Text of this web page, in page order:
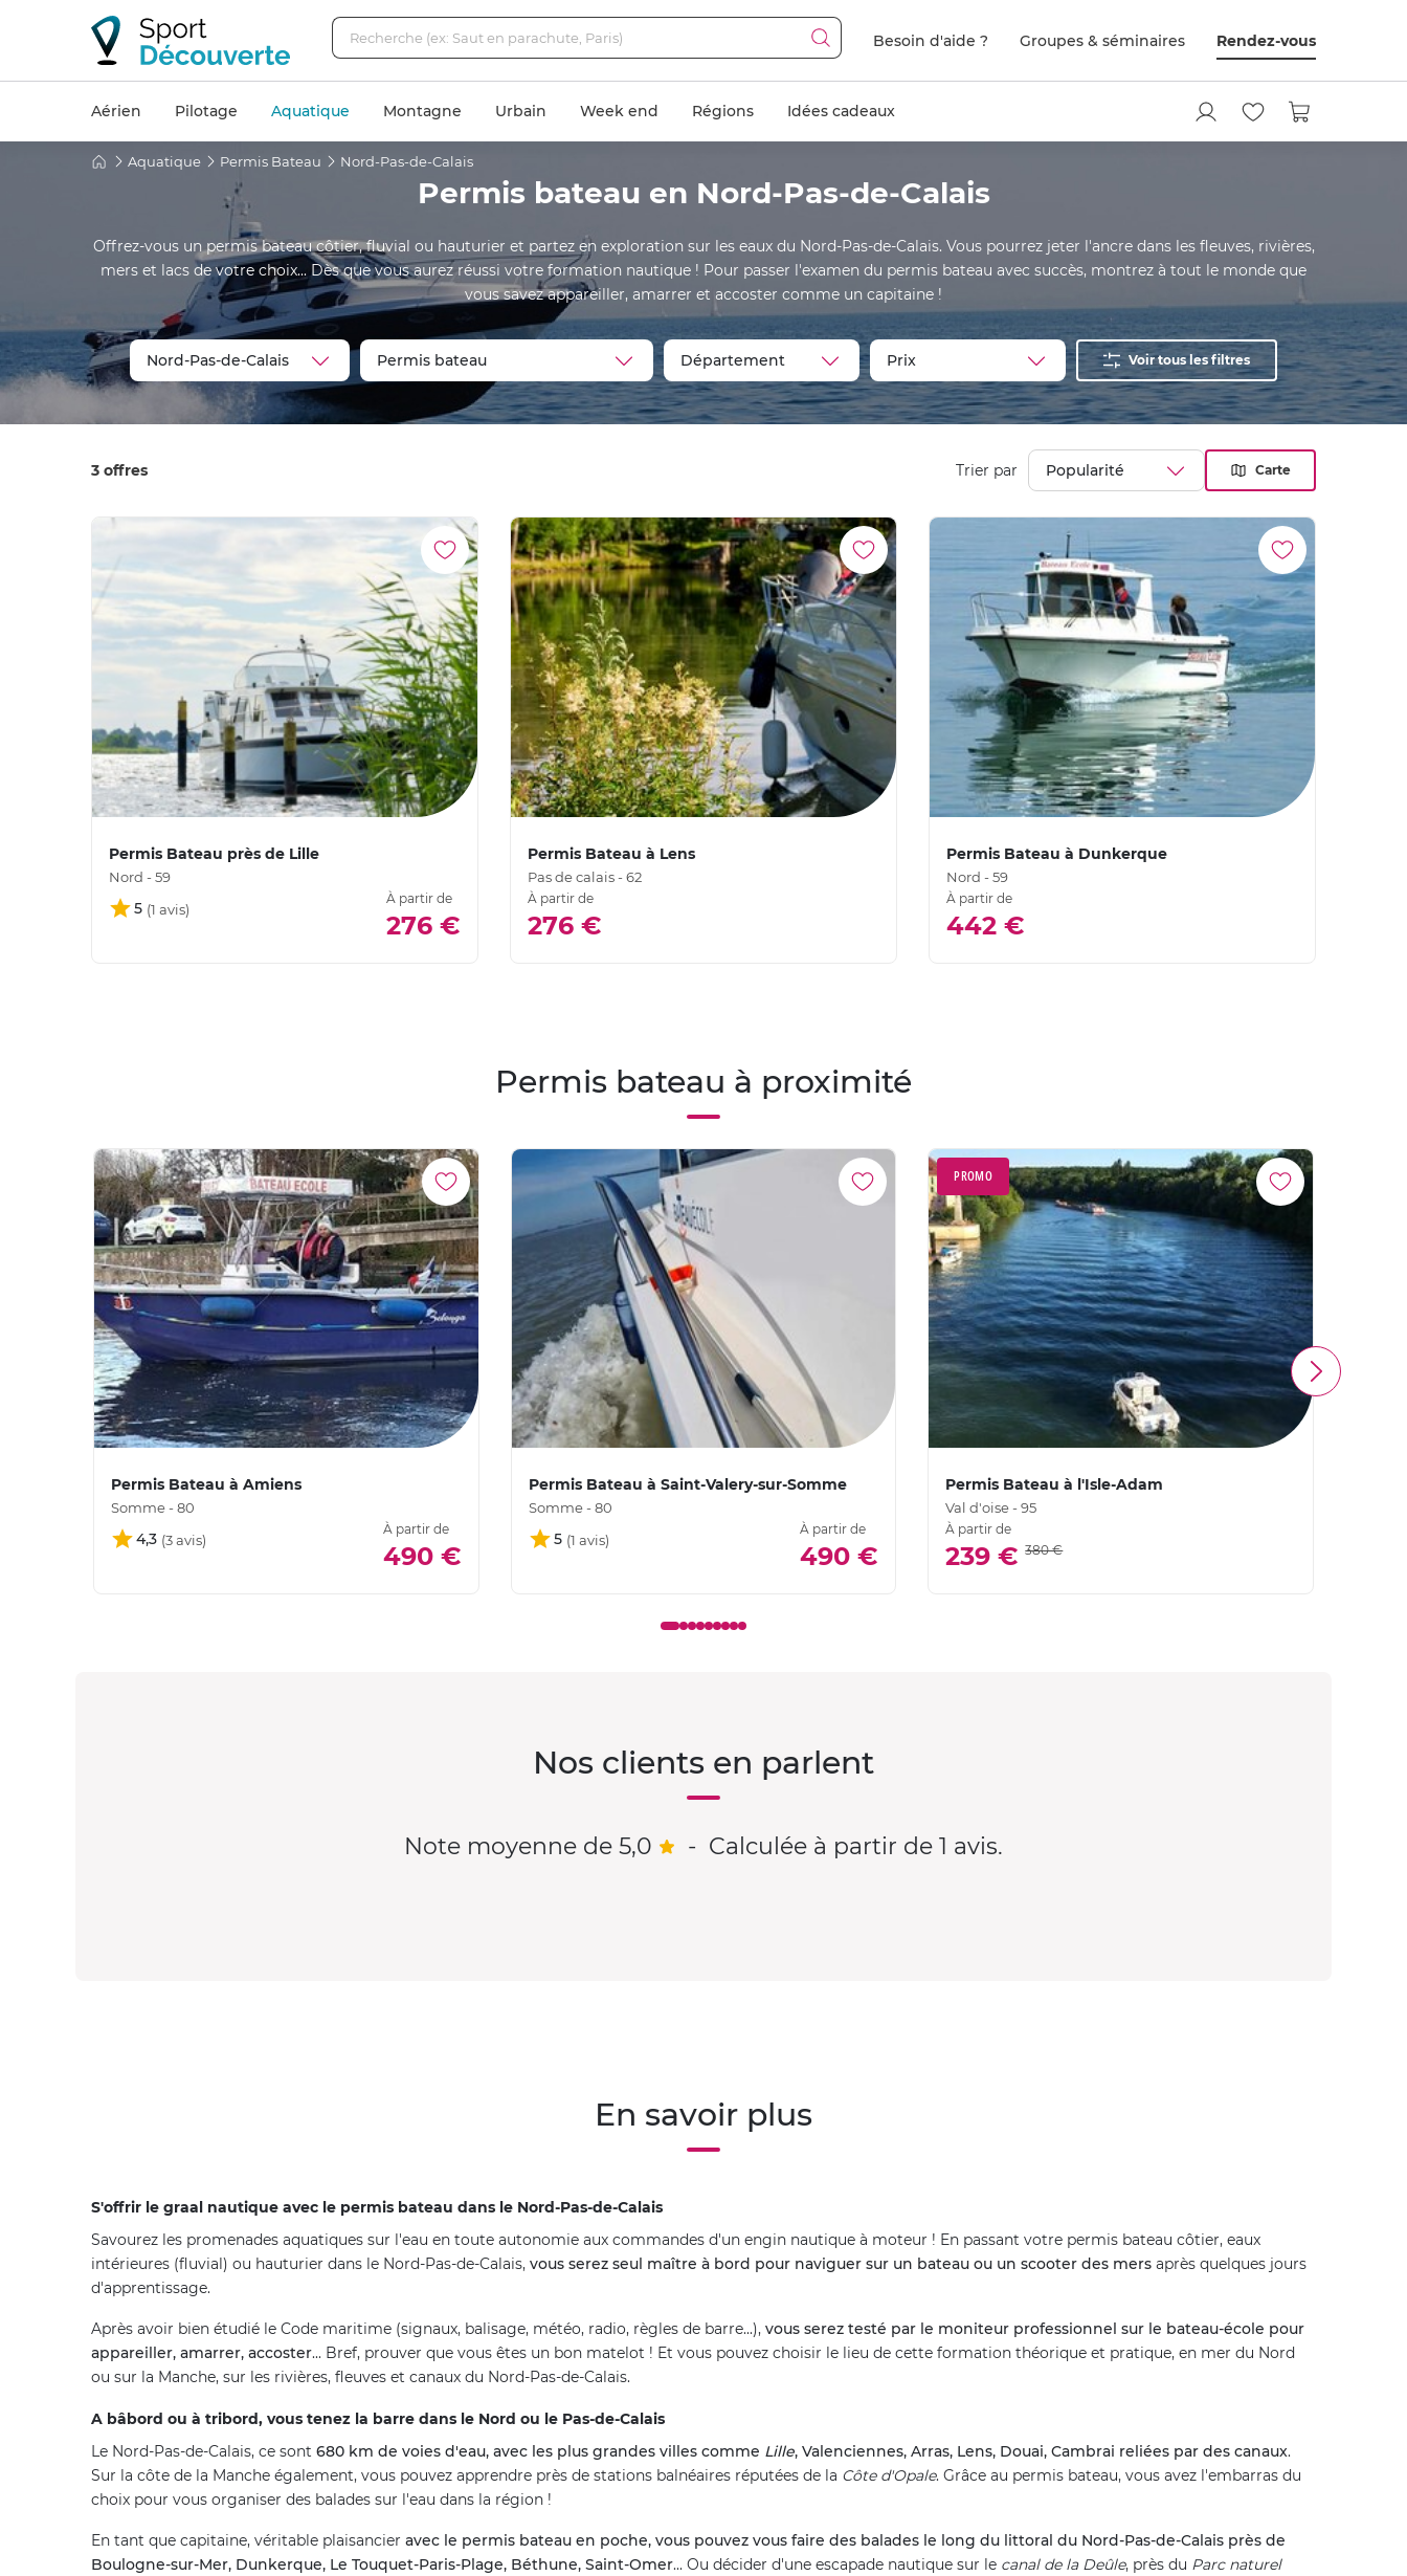
Besoin d'aide ? Groupes & séminaires Rendez-vous
Aérien Pilotage Aquatique Montagne Urbain Week end Régions Idées cadeaux
Aquatique Permis Bateau Nord-Pas-de-Calais
Permis bateau en Nord-Pas-de-Calais
Offrez-vous un permis bateau côtier, fluvial ou hauturier et partez en exploration sur les eaux du Nord-Pas-de-Calais. Vous pourrez jeter l'ancre dans les fleuves, rivières,
mers et lacs de votre choix... Dès que vous aurez réussi votre formation nautique ! Pour passer l'examen du permis bateau avec succès, montrez à tout le monde que
vous savez appareiller, amarrer et accoster comme un capitaine !
Voir tous les filtres
3 offres Trier par Carte
Permis Bateau près de Lille
Nord - 59
5
À partir de
276 €
Permis Bateau à Lens
Pas de calais - 62
À partir de
276 €
Permis Bateau à Dunkerque
Nord - 59
À partir de
442 €
Permis bateau à proximité
Permis Bateau à Amiens
Somme - 80
4,3
À partir de
490 €
Permis Bateau à Saint-Valery-sur-Somme
Somme - 80
5
À partir de
490 €
PROMO
Permis Bateau à l'Isle-Adam
Val d'oise - 95
À partir de
239 € 380 €
Nos clients en parlent
Note moyenne de 5,0 - Calculée à partir de 1 avis.
En savoir plus
S'offrir le graal nautique avec le permis bateau dans le Nord-Pas-de-Calais
Savourez les promenades aquatiques sur l'eau en toute autonomie aux commandes d'un engin nautique à moteur ! En passant votre permis bateau côtier, eaux
intérieures (fluvial) ou hauturier dans le Nord-Pas-de-Calais, vous serez seul maître à bord pour naviguer sur un bateau ou un scooter des mers après quelques jours
d'apprentissage.
Après avoir bien étudié le Code maritime (signaux, balisage, météo, radio, règles de barre...), vous serez testé par le moniteur professionnel sur le bateau-école pour
appareiller, amarrer, accoster... Bref, prouver que vous êtes un bon matelot ! Et vous pouvez choisir le lieu de cette formation théorique et pratique, en mer du Nord
ou sur la Manche, sur les rivières, fleuves et canaux du Nord-Pas-de-Calais.
A bâbord ou à tribord, vous tenez la barre dans le Nord ou le Pas-de-Calais
Le Nord-Pas-de-Calais, ce sont 680 km de voies d'eau, avec les plus grandes villes comme Lille, Valenciennes, Arras, Lens, Douai, Cambrai reliées par des canaux.
Sur la côte de la Manche également, vous pouvez apprendre près de stations balnéaires réputées de la Côte d'Opale. Grâce au permis bateau, vous avez l'embarras du
choix pour vous organiser des balades sur l'eau dans la région !
En tant que capitaine, véritable plaisancier avec le permis bateau en poche, vous pouvez vous faire des balades le long du littoral du Nord-Pas-de-Calais près de
Boulogne-sur-Mer, Dunkerque, Le Touquet-Paris-Plage, Béthune, Saint-Omer... Ou décider d'une escapade nautique sur le canal de la Deûle, près du Parc naturel